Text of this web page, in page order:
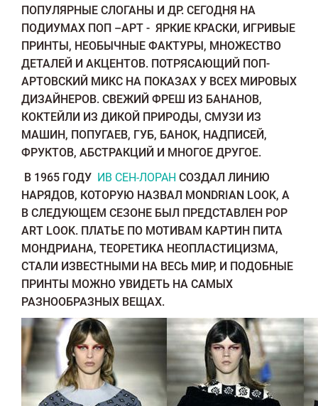
ПОПУЛЯРНЫЕ СЛОГАНЫ И ДР. СЕГОДНЯ НА
ПОДИУМАХ ПОП –АРТ - ЯРКИЕ КРАСКИ, ИГРИВЫЕ
ПРИНТЫ, НЕОБЫЧНЫЕ ФАКТУРЫ, МНОЖЕСТВО
ДЕТАЛЕЙ И АКЦЕНТОВ. ПОТРЯСАЮЩИЙ ПОП-
АРТОВСКИЙ МИКС НА ПОКАЗАХ У ВСЕХ МИРОВЫХ
ДИЗАЙНЕРОВ. СВЕЖИЙ ФРЕШ ИЗ БАНАНОВ,
КОКТЕЙЛИ ИЗ ДИКОЙ ПРИРОДЫ, СМУЗИ ИЗ
МАШИН, ПОПУГАЕВ, ГУБ, БАНОК, НАДПИСЕЙ,
ФРУКТОВ, АБСТРАКЦИЙ И МНОГОЕ ДРУГОЕ.
В 1965 ГОДУ ИВ СЕН-ЛОРАН СОЗДАЛ ЛИНИЮ
НАРЯДОВ, КОТОРУЮ НАЗВАЛ MONDRIAN LOOK, А
В СЛЕДУЮЩЕМ СЕЗОНЕ БЫЛ ПРЕДСТАВЛЕН POP
ART LOOK. ПЛАТЬЕ ПО МОТИВАМ КАРТИН ПИТА
МОНДРИАНА, ТЕОРЕТИКА НЕОПЛАСТИЦИЗМА,
СТАЛИ ИЗВЕСТНЫМИ НА ВЕСЬ МИР, И ПОДОБНЫЕ
ПРИНТЫ МОЖНО УВИДЕТЬ НА САМЫХ
РАЗНООБРАЗНЫХ ВЕЩАХ.